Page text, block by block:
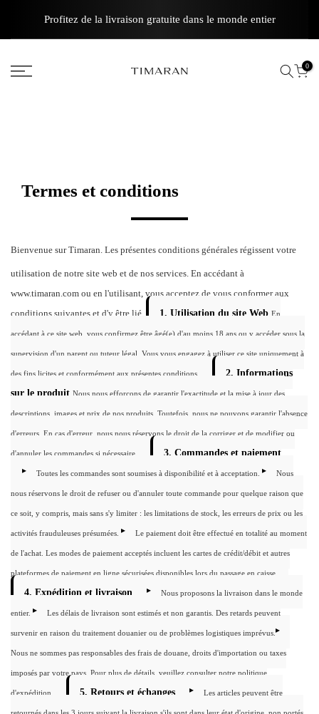
Profitez de la livraison gratuite dans le monde entier
0
Termes et conditions
Bienvenue sur Timaran. Les présentes conditions générales régissent votre
utilisation de notre site web et de nos services. En accédant à
www.timaran.com ou en l'utilisant, vous acceptez de vous conformer aux
conditions suivantes et d'y être lié.
1. Utilisation du site Web En
accédant à ce site web, vous confirmez être âgé(e) d'au moins 18 ans ou y accéder sous la
supervision d'un parent ou tuteur légal. Vous vous engagez à utiliser ce site uniquement à
des fins licites et conformément aux présentes conditions.
2. Informations
sur le produit Nous nous efforçons de garantir l'exactitude et la mise à jour des
descriptions, images et prix de nos produits. Toutefois, nous ne pouvons garantir l'absence
d'erreurs. En cas d'erreur, nous nous réservons le droit de la corriger et de modifier ou
d'annuler les commandes si nécessaire. 3. Commandes et paiement
Toutes les commandes sont soumises à disponibilité et à acceptation. Nous
nous réservons le droit de refuser ou d'annuler toute commande pour quelque raison que
ce soit, y compris, mais sans s'y limiter : les limitations de stock, les erreurs de prix ou les
activités frauduleuses présumées. Le paiement doit être effectué en totalité au moment
de l'achat. Les modes de paiement acceptés incluent les cartes de crédit/débit et autres
plateformes de paiement en ligne sécurisées disponibles lors du passage en caisse.
4. Expédition et livraison Nous proposons la livraison dans le monde
entier. Les délais de livraison sont estimés et non garantis. Des retards peuvent
survenir en raison du traitement douanier ou de problèmes logistiques imprévus.
Nous ne sommes pas responsables des frais de douane, droits d'importation ou taxes
imposés par votre pays. Pour plus de détails, veuillez consulter notre politique
d'expédition. 5. Retours et échanges Les articles peuvent être